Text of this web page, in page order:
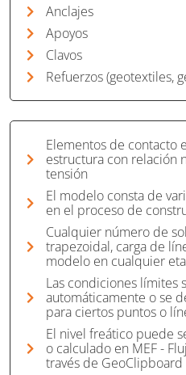
Anclajes
Apoyos
Clavos
Refuerzos (geotextiles,
Elementos de contacto
estructura con relación
tensión
El modelo consta de
en el proceso de
Cualquier número de
trapezoidal, carga de
modelo en cualquier
Las condiciones límites
automáticamente o se
para ciertos puntos o
El nivel freático puede
o calculado en MEF -
través de GeoClipboard